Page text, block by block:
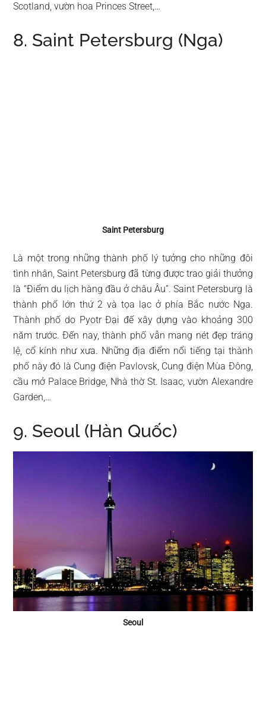
Scotland, vườn hoa Princes Street,…
8. Saint Petersburg (Nga)
Saint Petersburg
Là một trong những thành phố lý tưởng cho những đôi
tình nhân, Saint Petersburg đã từng được trao giải thưởng
là “Điểm du lịch hàng đầu ở châu Âu”. Saint Petersburg là
thành phố lớn thứ 2 và tọa lạc ở phía Bắc nước Nga.
Thành phố do Pyotr Đại đế xây dựng vào khoảng 300
năm trước. Đến nay, thành phố vẫn mang nét đẹp tráng
lệ, cổ kính như xưa. Những địa điểm nổi tiếng tại thành
phố này đó là Cung điện Pavlovsk, Cung điện Mùa Đông,
cầu mở Palace Bridge, Nhà thờ St. Isaac, vườn Alexandre
Garden,…
9. Seoul (Hàn Quốc)
Seoul